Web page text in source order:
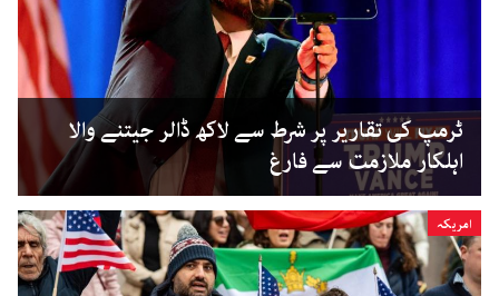
ٹرمپ کی تقاریر پر شرط سے لاکھ ڈالر جیتنے والا
اہلکار ملازمت سے فارغ
امریکہ